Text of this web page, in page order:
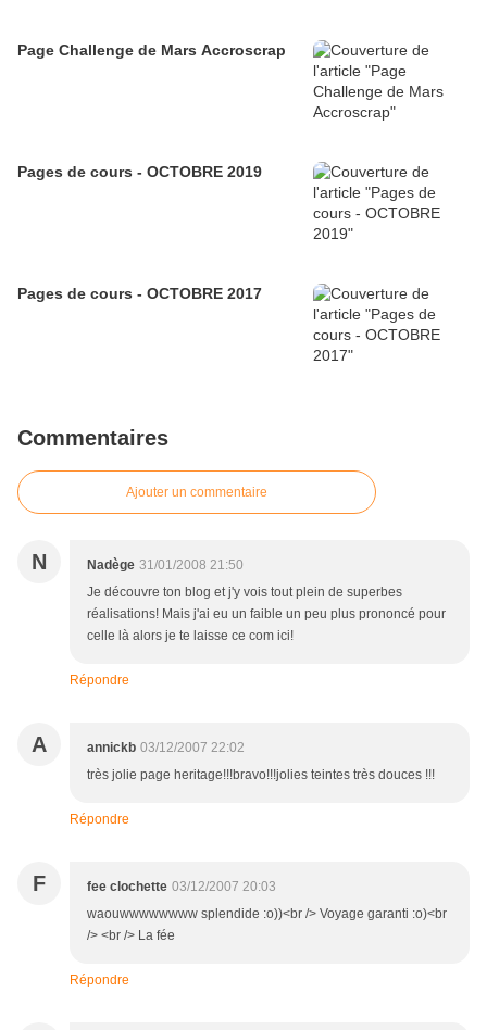
Page Challenge de Mars Accroscrap
Pages de cours - OCTOBRE 2019
Pages de cours - OCTOBRE 2017
Commentaires
Ajouter un commentaire
N Nadège 31/01/2008 21:50
Je découvre ton blog et j'y vois tout plein de superbes
réalisations! Mais j'ai eu un faible un peu plus prononcé pour
celle là alors je te laisse ce com ici!
Répondre
A annickb 03/12/2007 22:02
très jolie page heritage!!!bravo!!!jolies teintes très douces !!!
Répondre
F fee clochette 03/12/2007 20:03
waouwwwwwwww splendide :o))<br /> Voyage garanti :o)<br
/> <br /> La fée
Répondre